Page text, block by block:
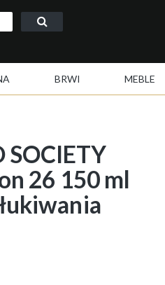
BRWI MEBLE
SOCIETY
26 150 ml